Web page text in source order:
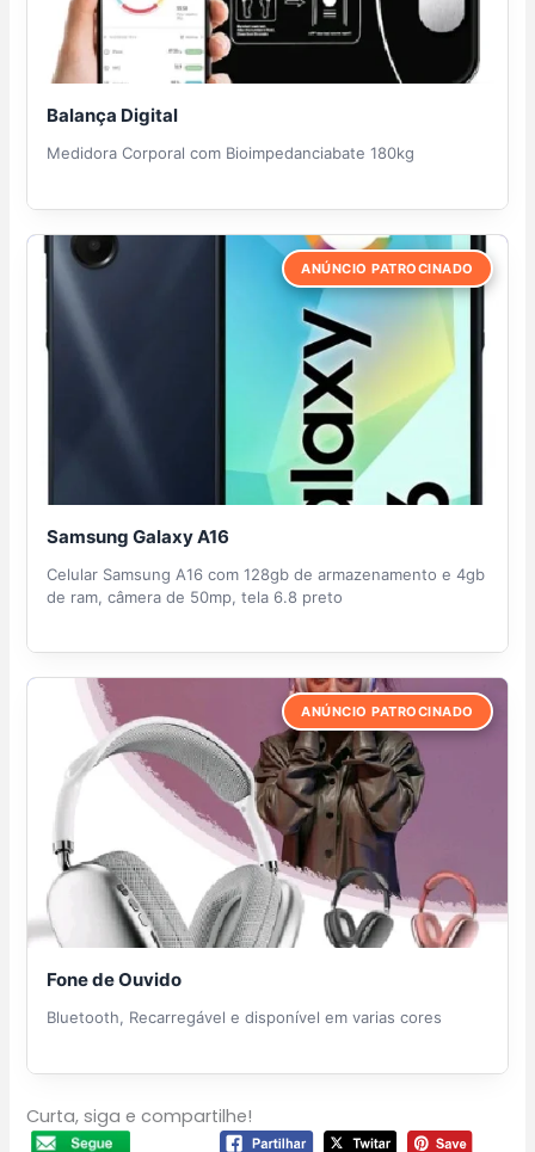
Balança Digital
Medidora Corporal com Bioimpedanciabate 180kg
ANÚNCIO PATROCINADO
Samsung Galaxy A16
Celular Samsung A16 com 128gb de armazenamento e 4gb
de ram, câmera de 50mp, tela 6.8 preto
ANÚNCIO PATROCINADO
Fone de Ouvido
Bluetooth, Recarregável e disponível em varias cores
Curta, siga e compartilhe!